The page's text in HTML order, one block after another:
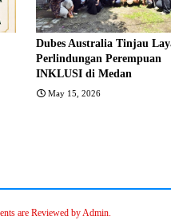
Dubes Australia Tinjau
Perlindungan Perempuan
INKLUSI di Medan
May 15, 2026
are Reviewed by Admin.